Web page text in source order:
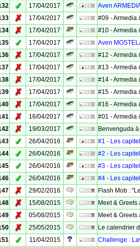
✓ 17/04/2017
Aven
✗ 17/04/2017
#09 - Armedia
✗ 17/04/2017
#10 - Armedia
✓ 17/04/2017
Aven
✗ 17/04/2017
#12 - Armedia
✗ 17/04/2017
#13 - Armedia
✗ 17/04/2017
#14 - Armedia
✗ 17/04/2017
#15 - Armedia
✗ 17/04/2017
#16 - Armedia
✗ 16/04/2017
#01 - Armedia
✗ 19/03/2017
Benvenguda
✓ 26/04/2016
#1 - Les
✓ 26/04/2016
#2 - Les
✓ 26/04/2016
#3 - Les
✓ 26/04/2016
#4 - Les
✗ 29/02/2016
Flash Mob :
✗ 15/08/2015
Meet &
✗ 05/08/2015
Meet &
✗ 25/05/2015
Le calendrier
✓ 11/04/2015
Challenge :